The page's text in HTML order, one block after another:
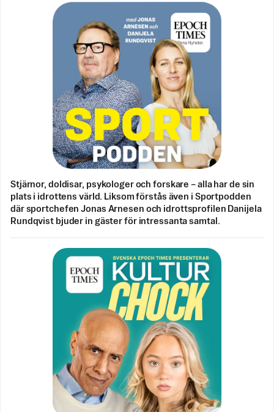
Stjärnor, doldisar, psykologer och forskare – alla har de sin
plats i idrottens värld. Liksom förstås även i Sportpodden
där sportchefen Jonas Arnesen och idrottsprofilen Danijela
Rundqvist bjuder in gäster för intressanta samtal.